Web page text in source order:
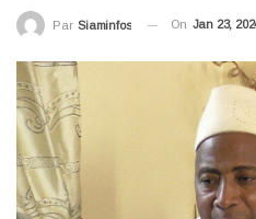
Par Siaminfos On Jan 23,